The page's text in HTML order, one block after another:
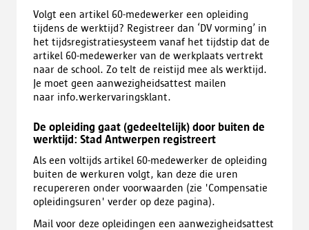
Volgt een artikel 60-medewerker een opleiding
tijdens de werktijd? Registreer dan ‘DV vorming’ in
het tijdsregistratiesysteem vanaf het tijdstip dat de
artikel 60-medewerker van de werkplaats vertrekt
naar de school. Zo telt de reistijd mee als werktijd.
Je moet geen aanwezigheidsattest mailen
naar info.werkervaringsklant.
De opleiding gaat (gedeeltelijk) door buiten de
werktijd: Stad Antwerpen registreert
Als een voltijds artikel 60-medewerker de opleiding
buiten de werkuren volgt, kan deze die uren
recupereren onder voorwaarden (zie 'Compensatie
opleidingsuren' verder op deze pagina).
Mail voor deze opleidingen een aanwezigheidsattest